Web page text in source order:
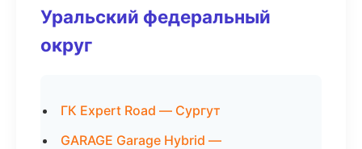
Уральский федеральный
округ
ГК Expert Road — Сургут
GARAGE Garage Hybrid —